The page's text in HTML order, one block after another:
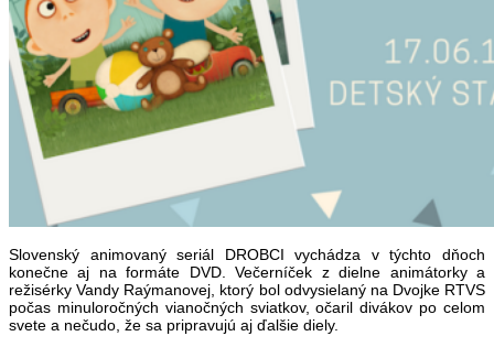
Slovenský animovaný seriál DROBCI vychádza v týchto dňoch
konečne aj na formáte DVD. Večerníček z dielne animátorky a
režisérky Vandy Raýmanovej, ktorý bol odvysielaný na Dvojke RTVS
počas minuloročných vianočných sviatkov, očaril divákov po celom
svete a nečudo, že sa pripravujú aj ďalšie diely.